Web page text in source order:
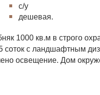
с/у
дешевая.
1000 кв.м в строго
соток с ландшафтным
освещение. Дом